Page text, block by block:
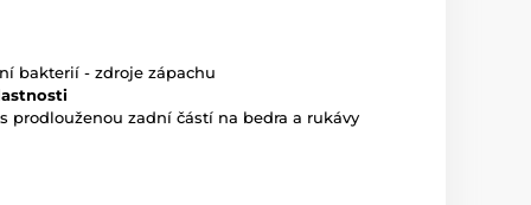
bakterií - zdroje zápachu
prodlouženou zadní částí na bedra a rukávy